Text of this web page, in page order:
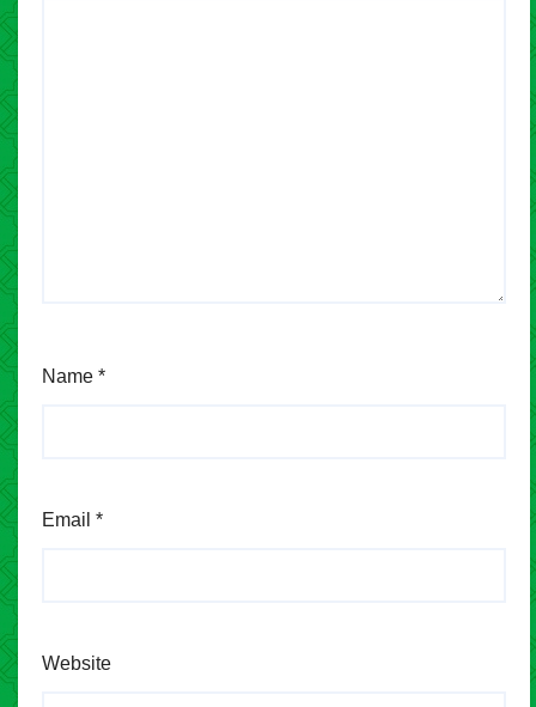
Name *
Email *
Website